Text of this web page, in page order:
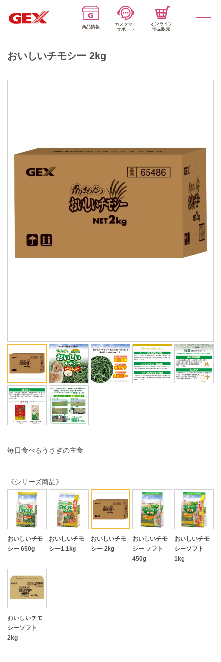
商品情報
カスタマー
サポート
オンライン
部品販売
ENGLISH 中文
おいしいチモシー 2kg
毎日食べるうさぎの主食
《シリーズ商品》
おいしいチモ
シー 650g
おいしいチモ
シー1.1kg
おいしいチモ
シー 2kg
おいしいチモ
シー ソフト
450g
おいしいチモ
シーソフト
1kg
おいしいチモ
シーソフト
2kg